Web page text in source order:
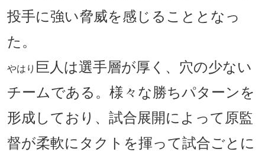
投手に強い脅威を感じることとなっ
た。
やはり 巨人は選手層が厚く、穴の少ない
チームである。様々な勝ちパターンを
形成しており、試合展開によって原監
督が柔軟にタクトを揮って試合ごとに